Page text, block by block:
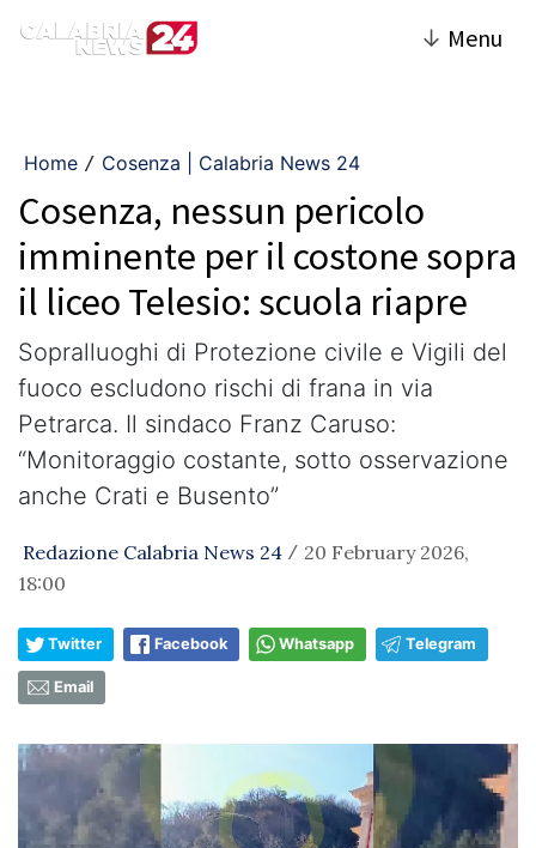
↓ Menu
Home / Cosenza | Calabria News 24
Cosenza, nessun pericolo
imminente per il costone sopra
il liceo Telesio: scuola riapre
Sopralluoghi di Protezione civile e Vigili del
fuoco escludono rischi di frana in via
Petrarca. Il sindaco Franz Caruso:
“Monitoraggio costante, sotto osservazione
anche Crati e Busento”
Redazione Calabria News 24 / 20 February 2026,
18:00
Twitter Facebook Whatsapp Telegram
Email